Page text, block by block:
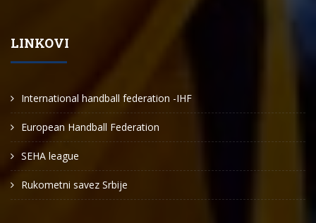
LINKOVI
International handball federation -IHF
European Handball Federation
SEHA league
Rukometni savez Srbije